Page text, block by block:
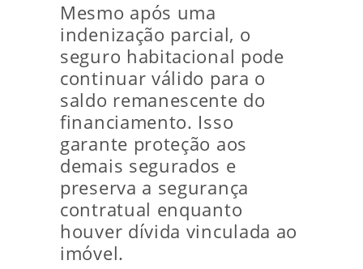
Mesmo após uma
indenização parcial, o
seguro habitacional pode
continuar válido para o
saldo remanescente do
financiamento. Isso
garante proteção aos
demais segurados e
preserva a segurança
contratual enquanto
houver dívida vinculada ao
imóvel.